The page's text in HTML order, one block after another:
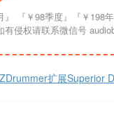
侵权请联系微信号
扩展Superior